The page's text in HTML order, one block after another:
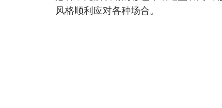
风格顺利应对各种场合。